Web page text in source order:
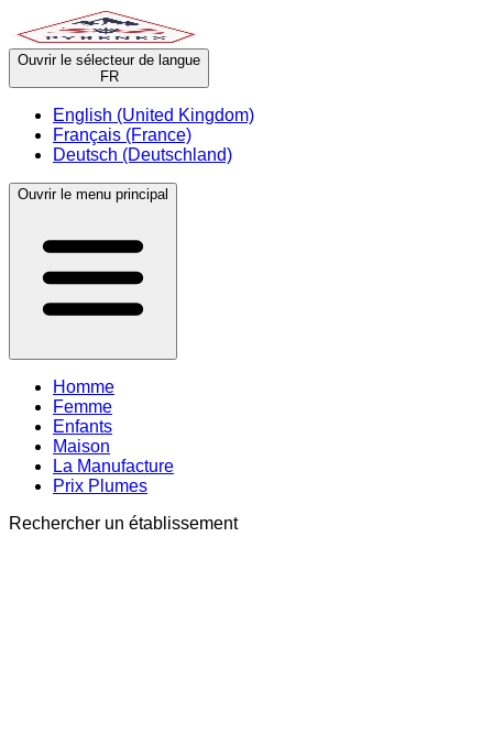
Ouvrir le sélecteur de langue
FR
English (United Kingdom)
Français (France)
Deutsch (Deutschland)
Ouvrir le menu principal
Homme
Femme
Enfants
Maison
La Manufacture
Prix Plumes
Rechercher un établissement